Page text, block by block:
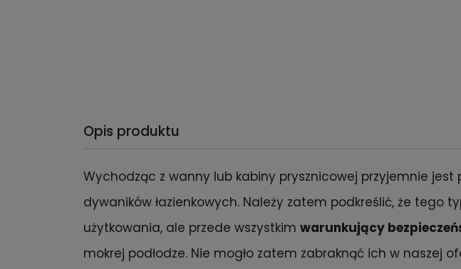
Opis produktu
Wychodząc z wanny lub kabiny prysznicowej przyjemnie
dywaników łazienkowych. Należy zatem podkreślić, że
użytkowania, ale przede wszystkim warunkujący
mokrej podłodze. Nie mogło zatem zabraknąć ich w naszej